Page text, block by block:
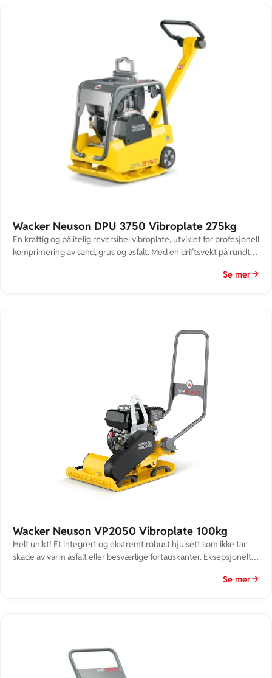
Wacker Neuson DPU 3750 Vibroplate 275kg
En kraftig og pålitelig reversibel vibroplate, utviklet for profesjonell
komprimering av sand, grus og asfalt. Med en driftsvekt på rundt
den er kompakt og lett å manøvrere. Maksimal ytelse i krevende
Se mer
Wacker Neuson VP2050 Vibroplate 100kg
Helt unikt! Et integrert og ekstremt robust hjulsett som ikke tar
skade av varm asfalt eller besværlige fortauskanter. Eksepsjonelt
bunnplaten GJS-700 som byr på en optimal kombinasjon avSe mer